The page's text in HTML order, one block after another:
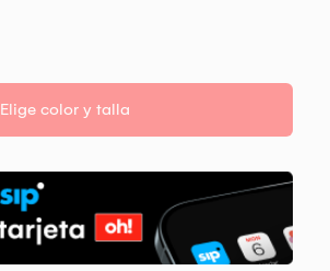
Elige color y talla